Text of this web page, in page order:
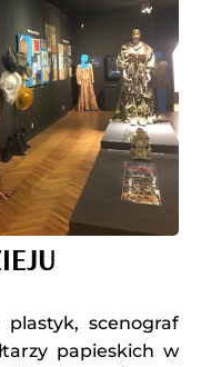
plastyk, scenograf
papieskich w